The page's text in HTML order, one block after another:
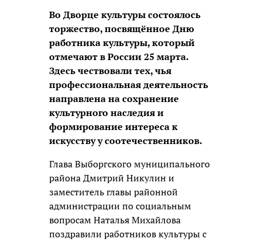
Во Дворце культуры состоялось
торжество, посвящённое Дню
работника культуры, который
отмечают в России 25 марта.
Здесь чествовали тех, чья
профессиональная деятельность
направлена на сохранение
культурного наследия и
формирование интереса к
искусству у соотечественников.
Глава Выборгского муниципального
района Дмитрий Никулин и
заместитель главы районной
администрации по социальным
вопросам Наталья Михайлова
поздравили работников культуры с